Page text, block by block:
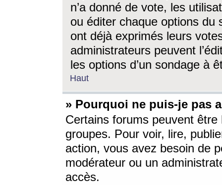
n’a donné de vote, les
ou éditer chaque options du
ont déjà exprimés leurs
administrateurs peuvent
les options d’un sondage à
Haut
» Pourquoi ne puis-je pas
Certains forums peuvent être
groupes. Pour voir, lire,
action, vous avez besoin de
modérateur ou un
accès.